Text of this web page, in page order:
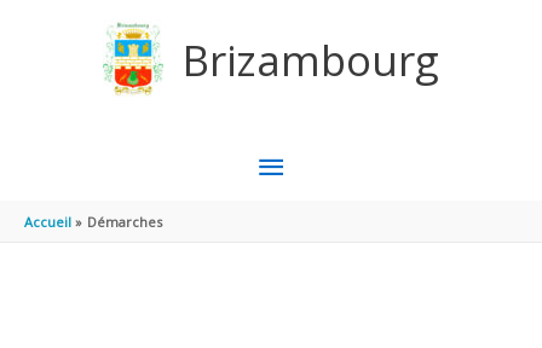
Brizambourg
MENU
Accueil Démarches